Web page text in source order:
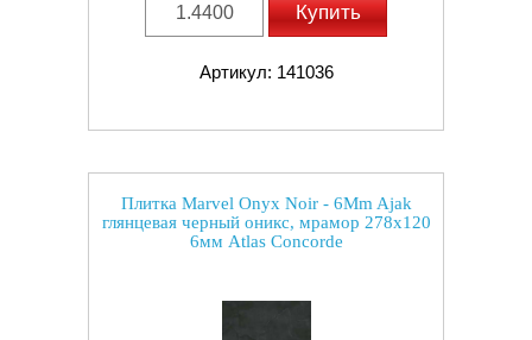
Купить
Артикул: 141036
Плитка Marvel Onyx Noir - 6Mm Ajak
глянцевая черный оникс, мрамор 278x120
6мм Atlas Concorde